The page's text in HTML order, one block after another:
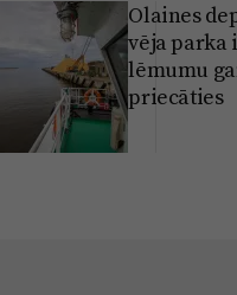
Olaines
vēja parka
lēmumu
priecāties